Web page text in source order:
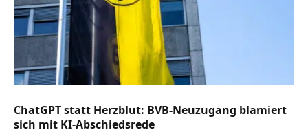
ChatGPT statt Herzblut: BVB-Neuzugang blamiert
sich mit KI-Abschiedsrede